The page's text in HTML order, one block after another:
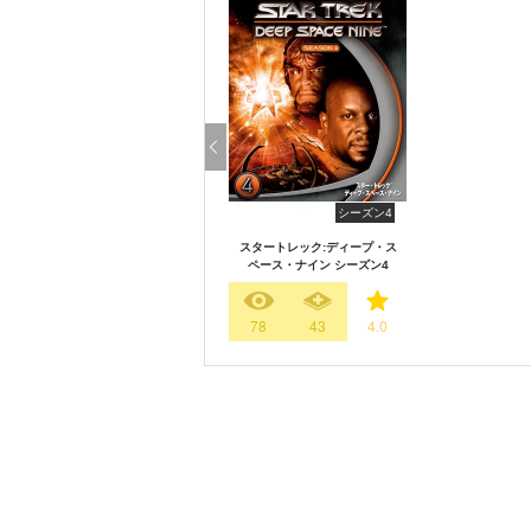
シーズン4
スタートレック:ディープ・ス
ペース・ナイン シーズン4
78 43 4.0